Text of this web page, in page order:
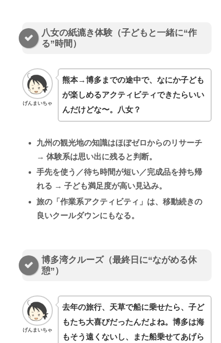
八女の紙漉き体験（子どもと一緒に“作
る”時間）
げんまいちゃ
熊本→博多までの途中で、なにか子ども
が楽しめるアクティビティできたらいい
んだけどな〜。八女？
九州の観光地の知識はほぼゼロからのリサーチ
→体験系は思い出に残ると判断。
手先を使う／待ち時間が短い／完成品を持ち帰
れる →子ども満足度が高い見込み。
旅の「作業系アクティビティ」は、移動続きの
良いクールダウンにもなる。
博多湾クルーズ（最終日に“ながめる休
憩”）
げんまいちゃ
去年の旅行、天草で船に乗せたら、子ど
もたち大喜びだったんだよね。博多は海
もそう遠くないし、また船乗せてあげら